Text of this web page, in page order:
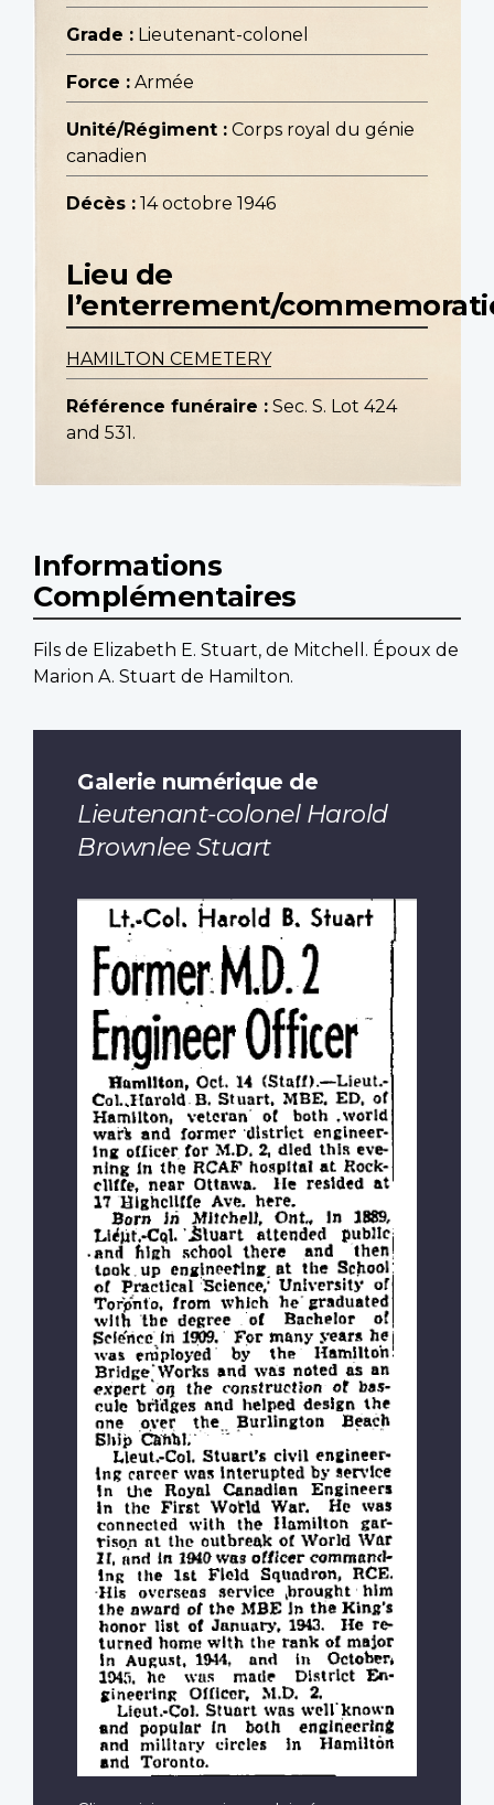
Grade : Lieutenant-colonel
Force : Armée
Unité/Régiment : Corps royal du génie
canadien
Décès : 14 octobre 1946
Lieu de
l’enterrement/
HAMILTON CEMETERY
Référence funéraire : Sec. S. Lot 424
and 531.
Informations
Complémentaires
Fils de Elizabeth E. Stuart, de Mitchell. Époux de
Marion A. Stuart de Hamilton.
Galerie numérique de
Lieutenant-colonel Harold
Brownlee Stuart